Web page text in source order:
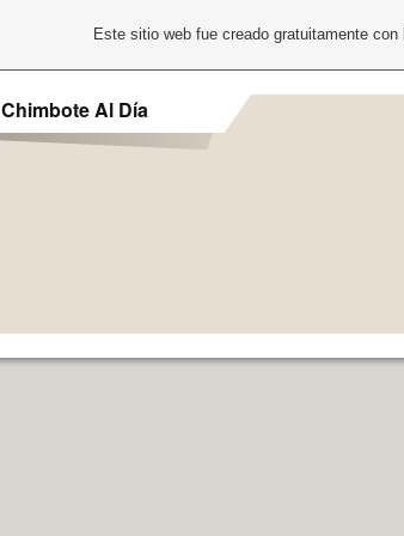
Chimbote Al Día
Este sitio web fue creado gratuitamente con